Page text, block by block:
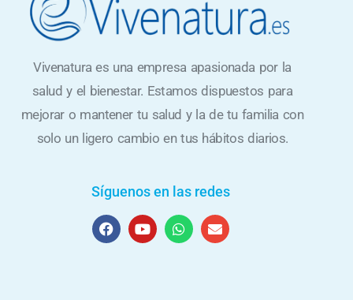
Vivenatura es una empresa apasionada por la
salud y el bienestar. Estamos dispuestos para
mejorar o mantener tu salud y la de tu familia con
solo un ligero cambio en tus hábitos diarios.
Síguenos en las redes